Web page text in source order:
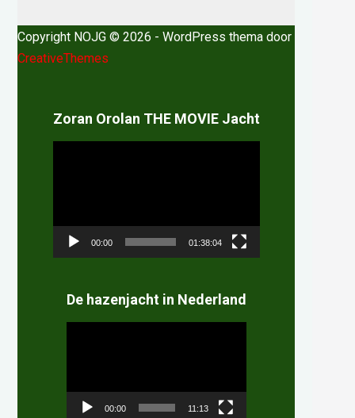
Copyright NOJG © 2026 - WordPress thema door
CreativeThemes
Zoran Orolan THE MOVIE Jacht
00:00 01:38:04
De hazenjacht in Nederland
00:00 11:13